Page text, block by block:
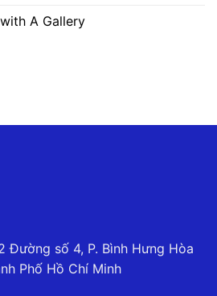
A Gallery
Đường số 4, P. Bình Hưng Hòa
Phố Hồ Chí Minh